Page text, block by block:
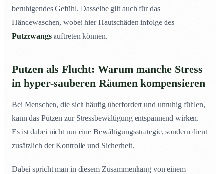
beruhigendes Gefühl. Dasselbe gilt auch für das
Händewaschen, wobei hier Hautschäden infolge des
Putzzwangs auftreten können.
Putzen als Flucht: Warum manche Stress
in hyper-sauberen Räumen kompensieren
Bei Menschen, die sich häufig überfordert und unruhig fühlen,
kann das Putzen zur Stressbewältigung entspannend wirken.
Es ist dabei nicht nur eine Bewältigungsstrategie, sondern dient
zusätzlich der Kontrolle und Sicherheit.
Dabei spricht man in diesem Zusammenhang von einem